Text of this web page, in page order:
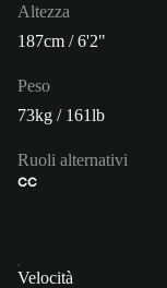
Altezza
187cm / 6'2"
Peso
73kg / 161lb
Ruoli alternativi
CC
Velocità